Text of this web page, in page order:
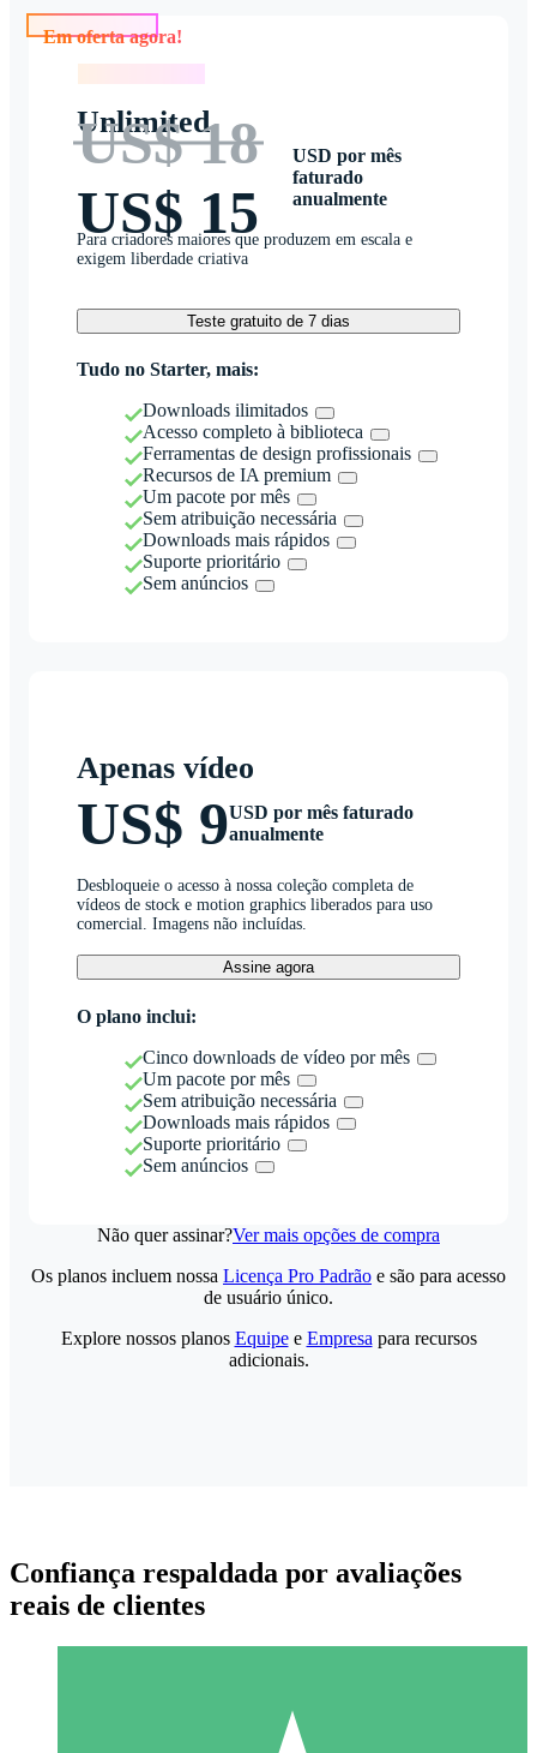
Unlimited
US$ 18
US$ 15
USD por mês
faturado
anualmente
Para criadores maiores que produzem em escala e
exigem liberdade criativa
Teste gratuito de 7 dias
Tudo no Starter, mais:
Downloads ilimitados
Acesso completo à biblioteca
Ferramentas de design profissionais
Recursos de IA premium
Um pacote por mês
Sem atribuição necessária
Downloads mais rápidos
Suporte prioritário
Sem anúncios
Apenas vídeo
US$ 9USD por mês faturado
anualmente
Desbloqueie o acesso à nossa coleção completa de
vídeos de stock e motion graphics liberados para uso
comercial. Imagens não incluídas.
Assine agora
O plano inclui:
Cinco downloads de vídeo por mês
Um pacote por mês
Sem atribuição necessária
Downloads mais rápidos
Suporte prioritário
Sem anúncios
Não quer assinar?Ver mais opções de compra
Os planos incluem nossa Licença Pro Padrão e são para acesso
de usuário único.
Explore nossos planos Equipee Empresa para recursos
adicionais.
Confiança respaldada por avaliações
reais de clientes